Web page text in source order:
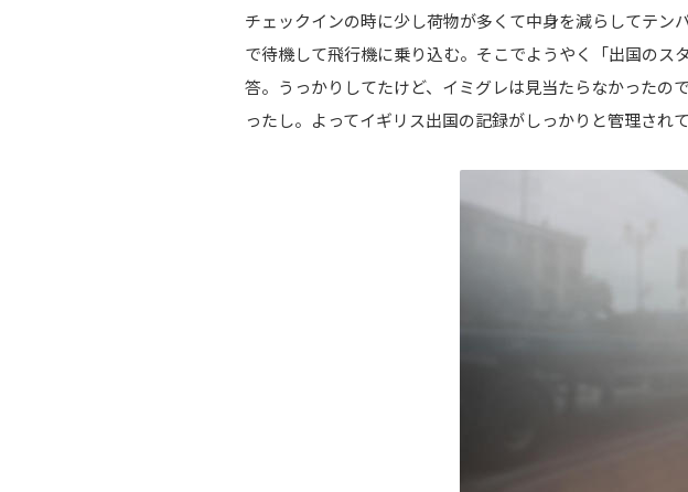
チェックインの時に少し荷物が多くて中身を減らしてテン
で待機して飛行機に乗り込む。そこでようやく「出国の
答。うっかりしてたけど、イミグレは見当たらなかったの
ったし。よってイギリス出国の記録がしっかりと管理され